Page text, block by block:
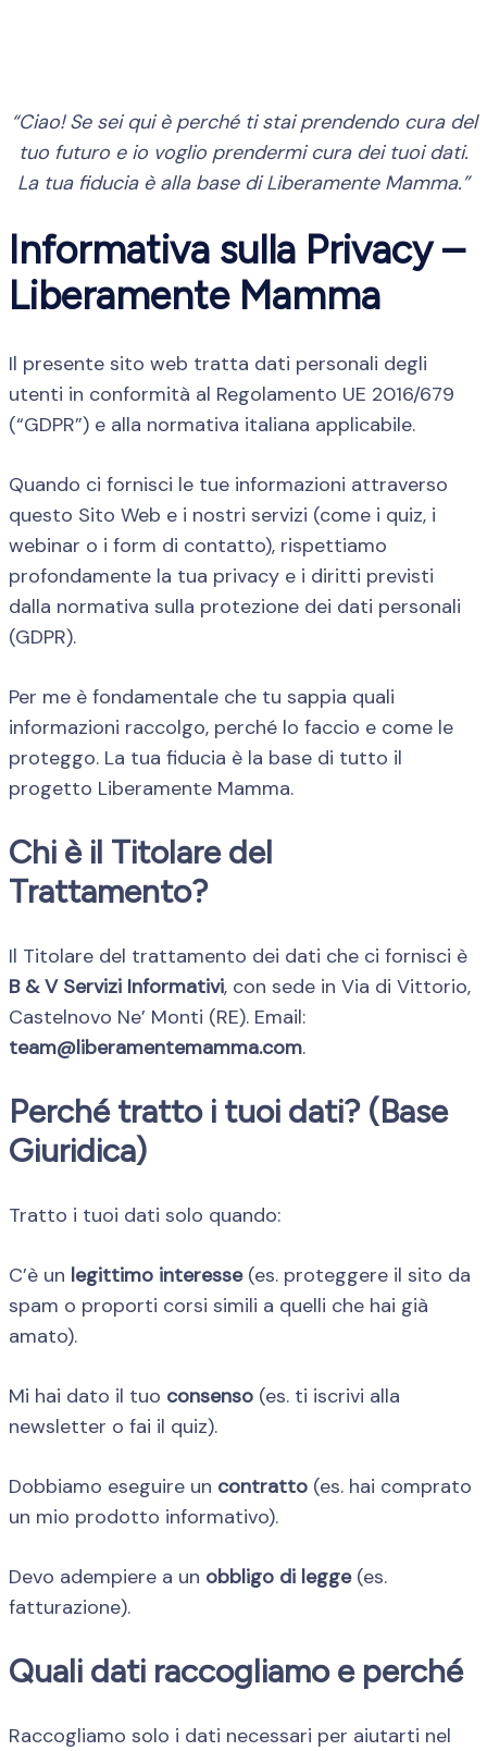
“Ciao! Se sei qui è perché ti stai prendendo cura del
tuo futuro e io voglio prendermi cura dei tuoi dati.
La tua fiducia è alla base di Liberamente Mamma.”
Informativa sulla Privacy –
Liberamente Mamma
Il presente sito web tratta dati personali degli
utenti in conformità al Regolamento UE 2016/679
(“GDPR”) e alla normativa italiana applicabile.
Quando ci fornisci le tue informazioni attraverso
questo Sito Web e i nostri servizi (come i quiz, i
webinar o i form di contatto), rispettiamo
profondamente la tua privacy e i diritti previsti
dalla normativa sulla protezione dei dati personali
(GDPR).
Per me è fondamentale che tu sappia quali
informazioni raccolgo, perché lo faccio e come le
proteggo. La tua fiducia è la base di tutto il
progetto Liberamente Mamma.
Chi è il Titolare del
Trattamento?
Il Titolare del trattamento dei dati che ci fornisci è
B & V Servizi Informativi, con sede in Via di Vittorio,
Castelnovo Ne’ Monti (RE). Email:
team@liberamentemamma.com.
Perché tratto i tuoi dati? (Base
Giuridica)
Tratto i tuoi dati solo quando:
C’è un legittimo interesse(es. proteggere il sito da
spam o proporti corsi simili a quelli che hai già
amato).
Mi hai dato il tuo consenso (es. ti iscrivi alla
newsletter o fai il quiz).
Dobbiamo eseguire un contratto (es. hai comprato
un mio prodotto informativo).
Devo adempiere a un obbligo di legge(es.
fatturazione).
Quali dati raccogliamo e perché
Raccogliamo solo i dati necessari per aiutarti nel